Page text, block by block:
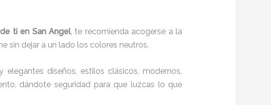
ti en San Angel, te recomienda acogerse a la
sin dejar a un lado los colores neutros.
elegantes diseños, estilos clásicos, modernos,
dándote seguridad para que luzcas lo que